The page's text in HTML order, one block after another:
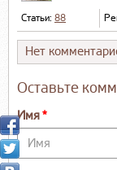
Статьи: 88
Нет
Оставьте
Имя